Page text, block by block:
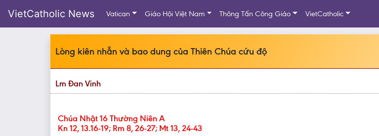
VietCatholic News Vatican Giáo Hội Việt Nam Thông Tấn Công Giáo VietCatholic
Lòng kiên nhẫn và bao dung của Thiên Chúa cứu độ
Lm Đan Vinh
Chúa Nhật 16 Thường Niên A
Kn 12, 13.16-19; Rm 8, 26-27; Mt 13, 24-43